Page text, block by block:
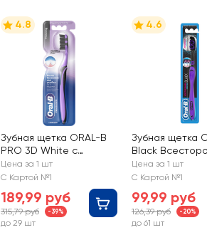
4.8
Зубная щетка ORAL-B
PRO 3D White с
древесным углем
Цена за 1 шт
С Картой №1
189,99 руб
315,79 руб -39%
до 29 шт
4.6
Зубная щетка
Black
чистка, средней
жесткости
Цена за 1 шт
С Картой №1
99,99 руб
126,39 руб -20%
до 61 шт